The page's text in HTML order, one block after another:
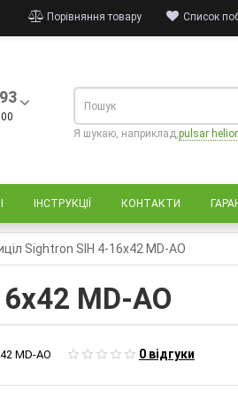
Список
Порівняння товару
Я шукаю, наприклад,pulsar
ІНСТРУКЦІЇ КОНТАКТИ
Sightron SIH 4-16х42 MD-AO
MD-AO
MD-AO 0 відгуки